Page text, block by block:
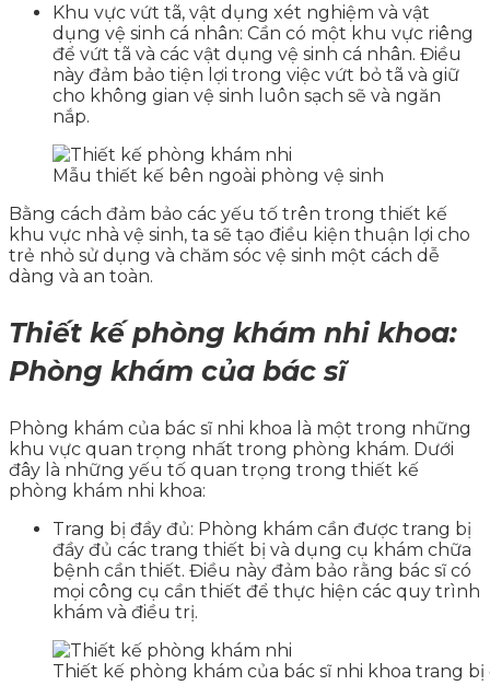
Khu vực vứt tã, vật dụng xét nghiệm và vật
dụng vệ sinh cá nhân: Cần có một khu vực riêng
để vứt tã và các vật dụng vệ sinh cá nhân. Điều
này đảm bảo tiện lợi trong việc vứt bỏ tã và giữ
cho không gian vệ sinh luôn sạch sẽ và ngăn
nắp.
Mẫu thiết kế bên ngoài phòng vệ sinh
Bằng cách đảm bảo các yếu tố trên trong thiết kế
khu vực nhà vệ sinh, ta sẽ tạo điều kiện thuận lợi cho
trẻ nhỏ sử dụng và chăm sóc vệ sinh một cách dễ
dàng và an toàn.
Thiết kế phòng khám nhi khoa:
Phòng khám của bác sĩ
Phòng khám của bác sĩ nhi khoa là một trong những
khu vực quan trọng nhất trong phòng khám. Dưới
đây là những yếu tố quan trọng trong thiết kế
phòng khám nhi khoa:
Trang bị đầy đủ: Phòng khám cần được trang bị
đầy đủ các trang thiết bị và dụng cụ khám chữa
bệnh cần thiết. Điều này đảm bảo rằng bác sĩ có
mọi công cụ cần thiết để thực hiện các quy trình
khám và điều trị.
Thiết kế phòng khám của bác sĩ nhi khoa trang